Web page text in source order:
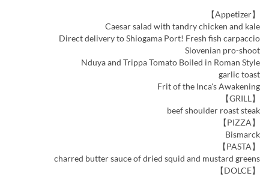
【Appetizer】
Caesar salad with tandry chicken and kale
Direct delivery to Shiogama Port! Fresh fish carpaccio
Slovenian pro-shoot
Nduya and Trippa Tomato Boiled in Roman Style
garlic toast
Frit of the Inca's Awakening
【GRILL】
beef shoulder roast steak
【PIZZA】
Bismarck
【PASTA】
charred butter sauce of dried squid and mustard greens
【DOLCE】